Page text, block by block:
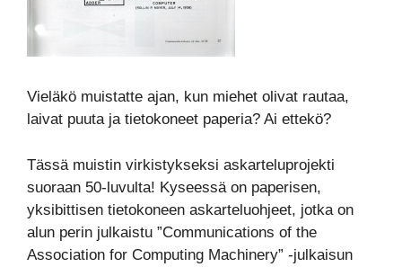
Vieläkö muistatte ajan, kun miehet olivat rautaa,
laivat puuta ja tietokoneet paperia? Ai ettekö?
Tässä muistin virkistykseksi askarteluprojekti
suoraan 50-luvulta! Kyseessä on paperisen,
yksibittisen tietokoneen askarteluohjeet, jotka on
alun perin julkaistu ”Communications of the
Association for Computing Machinery” -julkaisun